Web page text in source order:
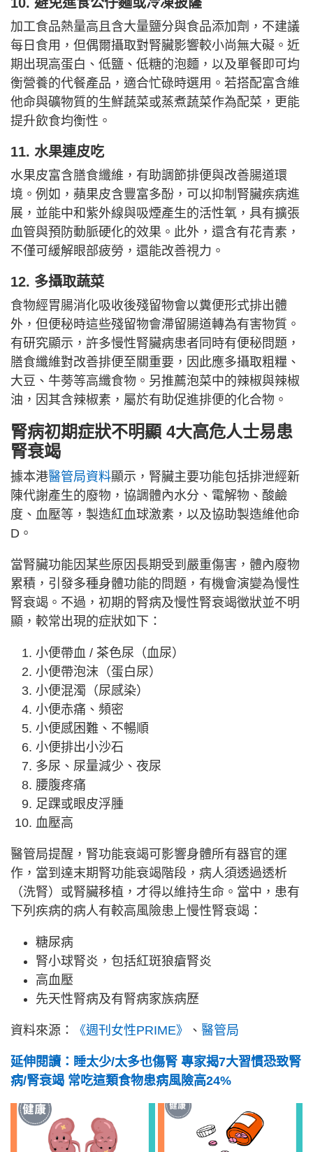
加工食品熱量高且含大量鹽分與食品添加劑，不建議
每日食用，但偶爾攝取對腎臟影響較小尚無大礙。近
期出現高蛋白、低鹽、低糖的泡麵，以及單餐即可均
衡營養的代餐產品，適合忙碌時選用。若搭配富含維
他命與礦物質的生鮮蔬菜或蒸煮蔬菜作為配菜，更能
提升飲食均衡性。
11. 水果連皮吃
水果皮富含膳食纖維，有助調節排便與改善腸道環
境。例如，蘋果皮含豐富多酚，可以抑制腎臟疾病進
展，並能中和紫外線與吸煙產生的活性氧，具有擴張
血管與預防動脈硬化的效果。此外，還含有花青素，
不僅可緩解眼部疲勞，還能改善視力。
12. 多攝取蔬菜
食物經胃腸消化吸收後殘留物會以糞便形式排出體
外，但便秘時這些殘留物會滯留腸道轉為有害物質。
有研究顯示，許多慢性腎臟病患者同時有便秘問題，
膳食纖維對改善排便至關重要，因此應多攝取粗糧、
大豆、牛蒡等高纖食物。另推薦泡菜中的辣椒與辣椒
油，因其含辣椒素，屬於有助促進排便的化合物。
腎病初期症狀不明顯 4大高危人士易患
腎衰竭
據本港醫管局資料顯示，腎臟主要功能包括排泄經新
陳代謝產生的廢物，協調體內水分、電解物、酸鹼
度、血壓等，製造紅血球激素，以及協助製造維他命
D。
當腎臟功能因某些原因長期受到嚴重傷害，體內廢物
累積，引發多種身體功能的問題，有機會演變為慢性
腎衰竭。不過，初期的腎病及慢性腎衰竭徵狀並不明
顯，較常出現的症狀如下：
小便帶血 / 茶色尿（血尿）
小便帶泡沫（蛋白尿）
小便混濁（尿感染）
小便赤痛、頻密
小便感困難、不暢順
小便排出小沙石
多尿、尿量減少、夜尿
腰腹疼痛
足踝或眼皮浮腫
血壓高
醫管局提醒，腎功能衰竭可影響身體所有器官的運
作，當到達末期腎功能衰竭階段，病人須透過透析
（洗腎）或腎臟移植，才得以維持生命。當中，患有
下列疾病的病人有較高風險患上慢性腎衰竭：
糖尿病
腎小球腎炎，包括紅斑狼瘡腎炎
高血壓
先天性腎病及有腎病家族病歷
資料來源： 《週刊女性PRIME》 、 醫管局
延伸閱讀：睡太少/太多也傷腎 專家揭7大習慣恐致腎
病/腎衰竭 常吃這類食物患病風險高24%